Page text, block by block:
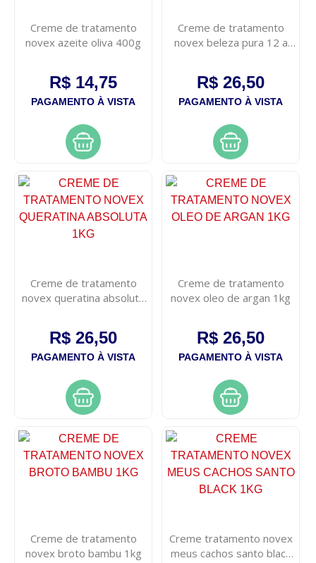
Creme de tratamento
novex azeite oliva 400g
R$ 14,75
PAGAMENTO À VISTA
Creme de tratamento
novex beleza pura 12 a
R$ 26,50
PAGAMENTO À VISTA
Creme de tratamento
novex queratina absoluta
R$ 26,50
PAGAMENTO À VISTA
Creme de tratamento
novex oleo de argan 1kg
R$ 26,50
PAGAMENTO À VISTA
Creme de tratamento
novex broto bambu 1kg
Creme tratamento novex
meus cachos santo black